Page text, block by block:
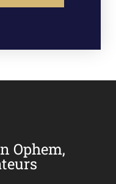
Ophem,